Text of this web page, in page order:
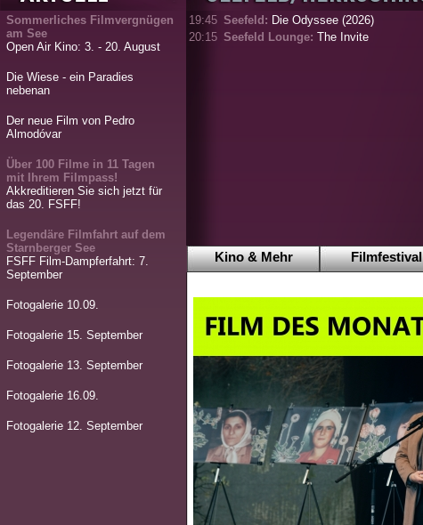
Sommerliches Filmvergnügen
am See
Open Air Kino: 3. - 20. August
Die Wiese - ein Paradies
nebenan
Der neue Film von Pedro
Almodóvar
Über 100 Filme in 11 Tagen
mit Ihrem Filmpass!
Akkreditieren Sie sich jetzt für
das 20. FSFF!
Legendäre Filmfahrt auf dem
Starnberger See
FSFF Film-Dampferfahrt: 7.
September
Fotogalerie 10.09.
Fotogalerie 15. September
Fotogalerie 13. September
Fotogalerie 16.09.
Fotogalerie 12. September
19:45 Seefeld: Die Odyssee (2026)
20:15 Seefeld Lounge: The Invite
Kino & Mehr Filmfestival